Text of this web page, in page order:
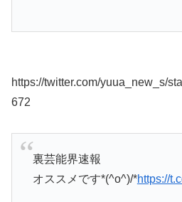
https://twitter.com/yuua_new_s/
672
裏芸能界速報
オススメです*(^o^)/*https://